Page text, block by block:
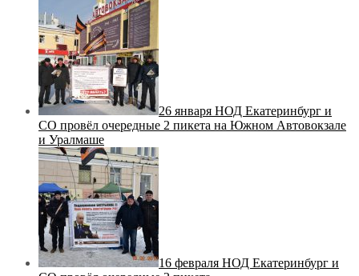
26 января НОД Екатеринбург и
СО провёл очередные 2 пикета на Южном Автовокзале
и Уралмаше
16 февраля НОД Екатеринбург и